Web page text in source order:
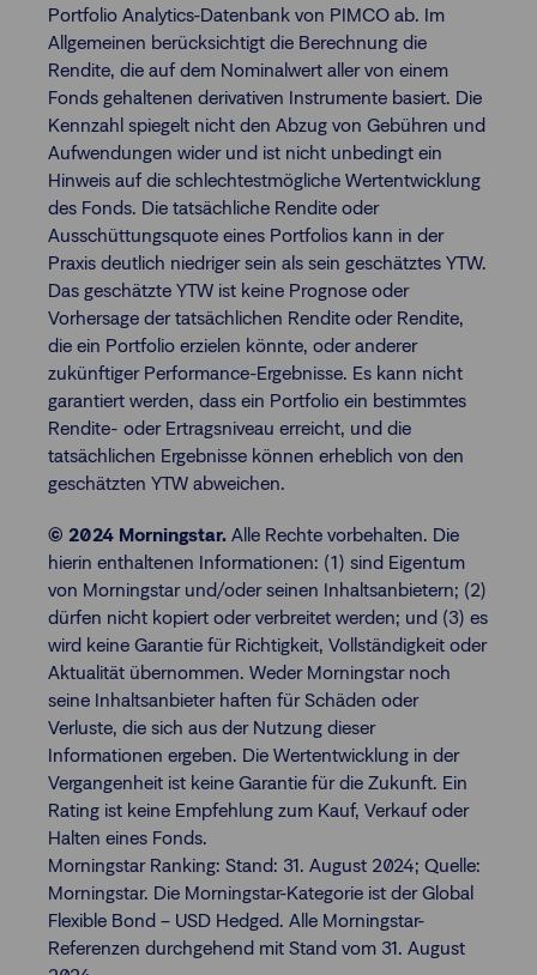
Portfolio Analytics-Datenbank von PIMCO ab. Im
Allgemeinen berücksichtigt die Berechnung die
Rendite, die auf dem Nominalwert aller von einem
Fonds gehaltenen derivativen Instrumente basiert. Die
Kennzahl spiegelt nicht den Abzug von Gebühren und
Aufwendungen wider und ist nicht unbedingt ein
Hinweis auf die schlechtestmögliche Wertentwicklung
des Fonds. Die tatsächliche Rendite oder
Ausschüttungsquote eines Portfolios kann in der
Praxis deutlich niedriger sein als sein geschätztes YTW.
Das geschätzte YTW ist keine Prognose oder
Vorhersage der tatsächlichen Rendite oder Rendite,
die ein Portfolio erzielen könnte, oder anderer
zukünftiger Performance-Ergebnisse. Es kann nicht
garantiert werden, dass ein Portfolio ein bestimmtes
Rendite- oder Ertragsniveau erreicht, und die
tatsächlichen Ergebnisse können erheblich von den
geschätzten YTW abweichen.
© 2024 Morningstar. Alle Rechte vorbehalten. Die
hierin enthaltenen Informationen: (1) sind Eigentum
von Morningstar und/oder seinen Inhaltsanbietern; (2)
dürfen nicht kopiert oder verbreitet werden; und (3) es
wird keine Garantie für Richtigkeit, Vollständigkeit oder
Aktualität übernommen. Weder Morningstar noch
seine Inhaltsanbieter haften für Schäden oder
Verluste, die sich aus der Nutzung dieser
Informationen ergeben. Die Wertentwicklung in der
Vergangenheit ist keine Garantie für die Zukunft. Ein
Rating ist keine Empfehlung zum Kauf, Verkauf oder
Halten eines Fonds.
Morningstar Ranking: Stand: 31. August 2024; Quelle:
Morningstar. Die Morningstar-Kategorie ist der Global
Flexible Bond – USD Hedged. Alle Morningstar-
Referenzen durchgehend mit Stand vom 31. August